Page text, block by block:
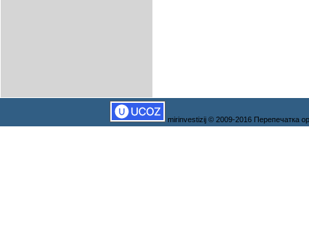
mirinvestizij © 2009-2016 Перепечатка